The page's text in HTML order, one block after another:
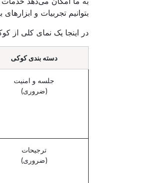
بتوانیم تجربیات و ابزارهای
در اینجا یک نمای کلی از
دسته بندی کوکی
جلسه و امنیت
(ضروری)
ترجیحات
(ضروری)